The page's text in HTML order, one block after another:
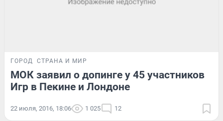
ГОРОД СТРАНА И МИР
МОК заявил о допинге у 45 участников
Игр в Пекине и Лондоне
22 июля, 2016, 18:06 1 025 12